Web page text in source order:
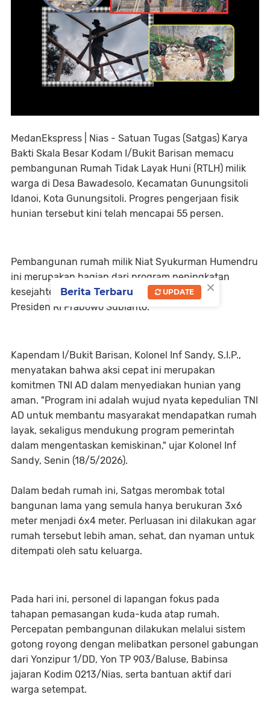
MedanEkspress | Nias - Satuan Tugas (Satgas) Karya
Bakti Skala Besar Kodam I/Bukit Barisan memacu
pembangunan Rumah Tidak Layak Huni (RTLH) milik
warga di Desa Bawadesolo, Kecamatan Gunungsitoli
Idanoi, Kota Gunungsitoli. Progres pengerjaan fisik
hunian tersebut kini telah mencapai 55 persen.
Pembangunan rumah milik Niat Syukurman Humendru
ini merupakan bagian dari program peningkatan
kesejahteraan masyarakat yang diinisiasi oleh
Presiden RI Prabowo Subianto.
Kapendam I/Bukit Barisan, Kolonel Inf Sandy, S.I.P.,
menyatakan bahwa aksi cepat ini merupakan
komitmen TNI AD dalam menyediakan hunian yang
aman. "Program ini adalah wujud nyata kepedulian TNI
AD untuk membantu masyarakat mendapatkan rumah
layak, sekaligus mendukung program pemerintah
dalam mengentaskan kemiskinan," ujar Kolonel Inf
Sandy, Senin (18/5/2026).
Dalam bedah rumah ini, Satgas merombak total
bangunan lama yang semula hanya berukuran 3x6
meter menjadi 6x4 meter. Perluasan ini dilakukan agar
rumah tersebut lebih aman, sehat, dan nyaman untuk
ditempati oleh satu keluarga.
Pada hari ini, personel di lapangan fokus pada
tahapan pemasangan kuda-kuda atap rumah.
Percepatan pembangunan dilakukan melalui sistem
gotong royong dengan melibatkan personel gabungan
dari Yonzipur 1/DD, Yon TP 903/Baluse, Babinsa
jajaran Kodim 0213/Nias, serta bantuan aktif dari
warga setempat.
×
Berita Terbaru UPDATE